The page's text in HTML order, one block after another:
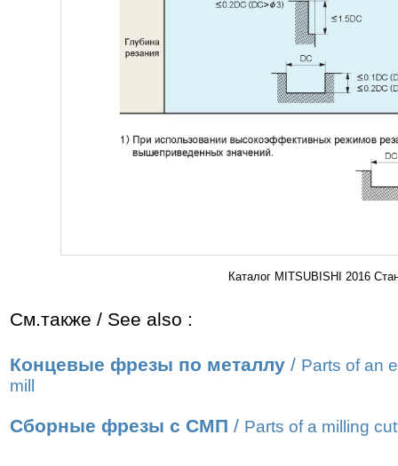
Каталог MITSUBISHI 2016
См.также / See also :
Концевые фрезы по металлу / Parts of an
mill
Сборные фрезы с СМП / Parts of a milling